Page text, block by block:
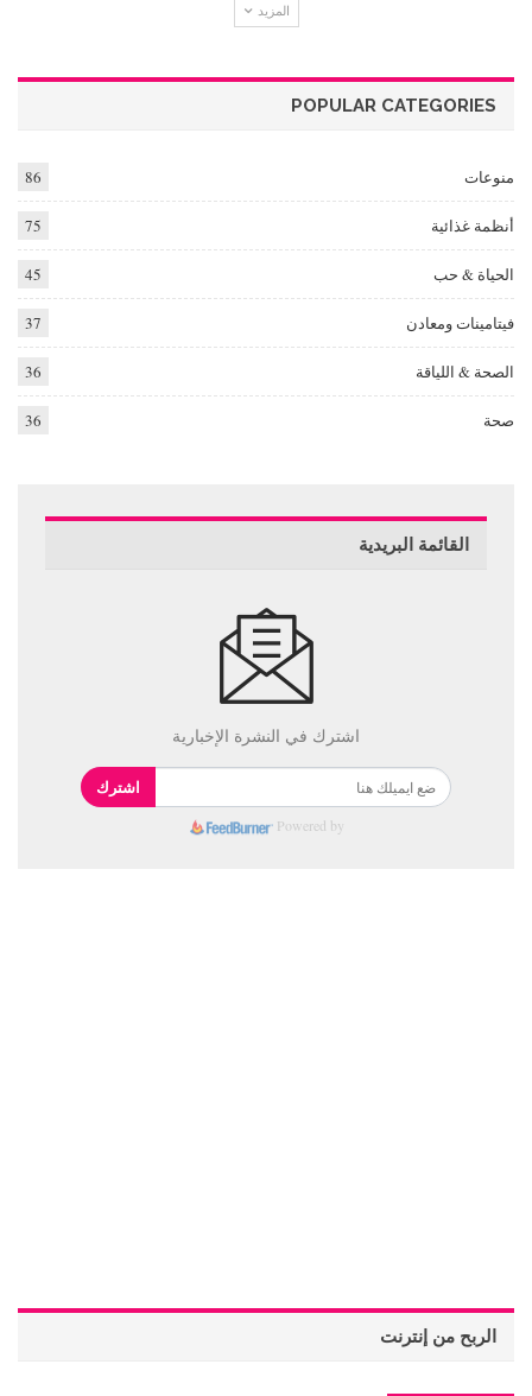
المزيد
POPULAR CATEGORIES
منوعات 86
أنظمة غذائية 75
الحياة & حب 45
فيتامينات ومعادن 37
الصحة & اللياقة 36
صحة 36
القائمة البريدية
اشترك في النشرة الإخبارية
اشترك
Powered by
الربح من إنترنت